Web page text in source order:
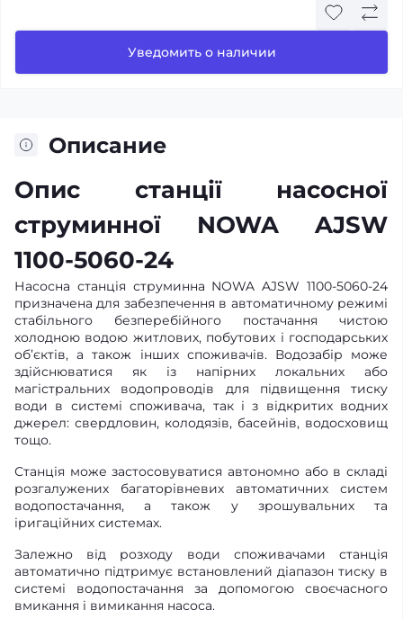
Уведомить о наличии
Описание
Опис станції насосної
струминної NOWA AJSW
1100-5060-24
Насосна станція струминна NOWA AJSW 1100-5060-24
призначена для забезпечення в автоматичному режимі
стабільного безперебійного постачання чистою
холодною водою житлових, побутових і господарських
об’єктів, а також інших споживачів. Водозабір може
здійснюватися як із напірних локальних або
магістральних водопроводів для підвищення тиску
води в системі споживача, так і з відкритих водних
джерел: свердловин, колодязів, басейнів, водосховищ
тощо.
Станція може застосовуватися автономно або в складі
розгалужених багаторівневих автоматичних систем
водопостачання, а також у зрошувальних та
іригаційних системах.
Залежно від розходу води споживачами станція
автоматично підтримує встановлений діапазон тиску в
системі водопостачання за допомогою своєчасного
вмикання і вимикання насоса.